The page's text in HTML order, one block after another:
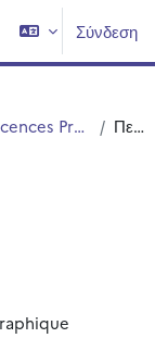
Σύνδεση
Licences Professionnelles Περίληψη